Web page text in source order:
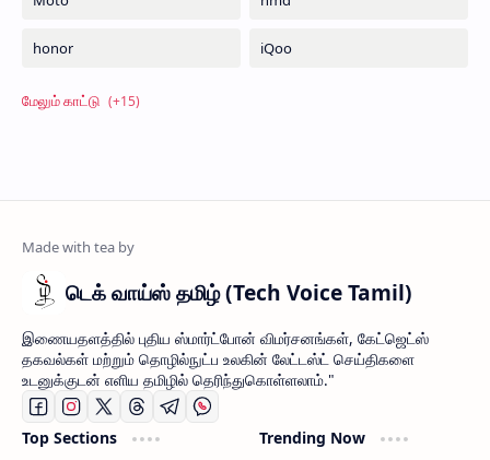
டெக் வாய்ஸ் தமிழ் (Tech Voice Tamil)
இணையதளத்தில் புதிய ஸ்மார்ட்போன் விமர்சனங்கள், கேட்ஜெட்ஸ்
தகவல்கள் மற்றும் தொழில்நுட்ப உலகின் லேட்டஸ்ட் செய்திகளை
உடனுக்குடன் எளிய தமிழில் தெரிந்துகொள்ளலாம்."
Top Sections
Trending Now